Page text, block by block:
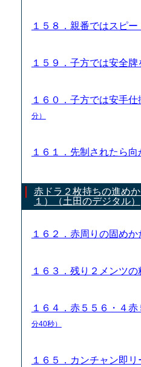
１５８．親番ではスピ
１５９．子方では安全
１６０．子方では安手
分）
１６１．先制されたら
赤ドラ２枚持ちの進め
１）（土田のデジタル）
１６２．赤周りの固め
１６３．残り２メンツ
１６４．赤５５６・４
分40秒）
１６５．カンチャン即